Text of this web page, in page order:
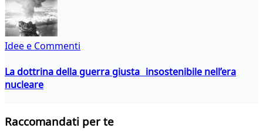
Idee e Commenti
La dottrina della guerra giusta insostenibile nell’era
nucleare
Raccomandati per te